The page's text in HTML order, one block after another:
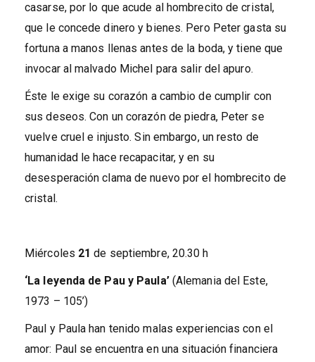
casarse, por lo que acude al hombrecito de cristal,
que le concede dinero y bienes. Pero Peter gasta su
fortuna a manos llenas antes de la boda, y tiene que
invocar al malvado Michel para salir del apuro.
Éste le exige su corazón a cambio de cumplir con
sus deseos. Con un corazón de piedra, Peter se
vuelve cruel e injusto. Sin embargo, un resto de
humanidad le hace recapacitar, y en su
desesperación clama de nuevo por el hombrecito de
cristal.
Miércoles 21de septiembre, 20.30 h
‘La leyenda de Pau y Paula’(Alemania del Este,
1973 – 105’)
Paul y Paula han tenido malas experiencias con el
amor: Paul se encuentra en una situación financiera